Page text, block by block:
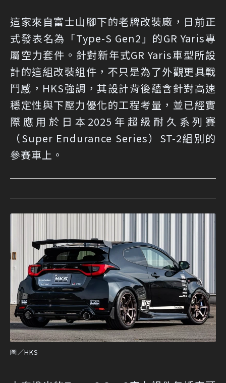
這家來自富士山腳下的老牌改裝廠，日前正
式發表名為「Type-S Gen2」的GR Yaris專
屬空力套件。針對新年式GR Yaris車型所設
計的這組改裝組件，不只是為了外觀更具戰
鬥感，HKS強調，其設計背後蘊含針對高速
穩定性與下壓力優化的工程考量，並已經實
際應用於日本2025年超級耐久系列賽
（Super Endurance Series）ST-2組別的
參賽車上。
圖／HKS